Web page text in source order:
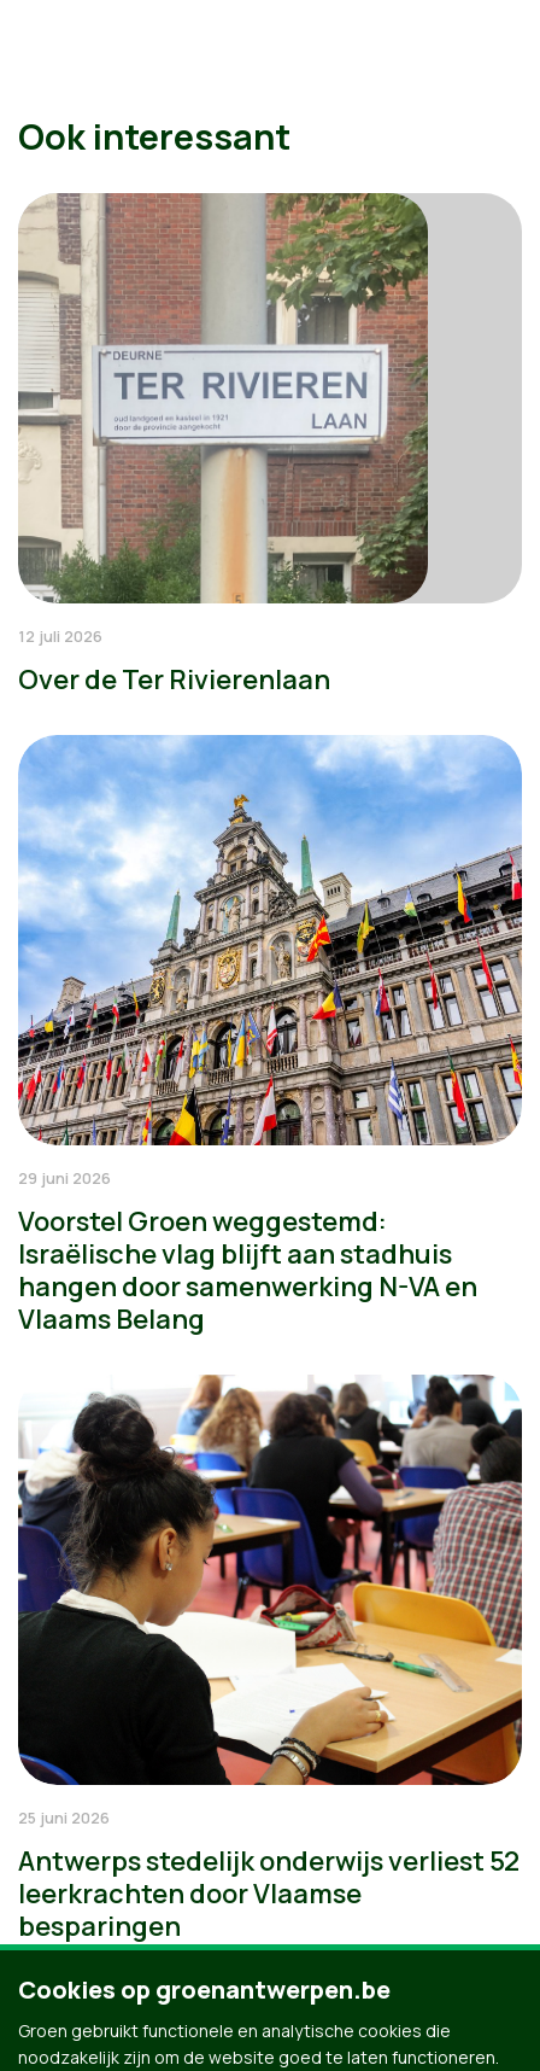
Ook interessant
12 juli 2026
Over de Ter Rivierenlaan
29 juni 2026
Voorstel Groen weggestemd:
Israëlische vlag blijft aan stadhuis
hangen door samenwerking N-VA en
Vlaams Belang
25 juni 2026
Antwerps stedelijk onderwijs verliest 52
leerkrachten door Vlaamse
besparingen
Cookies op groenantwerpen.be
Groen gebruikt functionele en analytische cookies die
noodzakelijk zijn om de website goed te laten functioneren.